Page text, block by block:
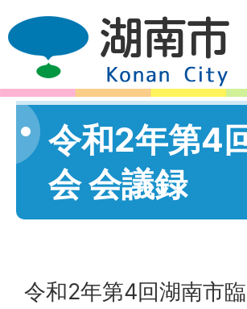
令和2年第4
会 会議録
令和2年第4回湖南市